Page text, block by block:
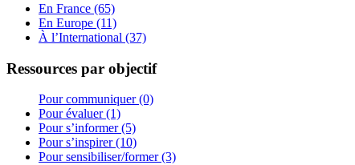
En France (65)
En Europe (11)
À l’International (37)
Ressources par objectif
Pour communiquer (0)
Pour évaluer (1)
Pour s’informer (5)
Pour s’inspirer (10)
Pour sensibiliser/former (3)